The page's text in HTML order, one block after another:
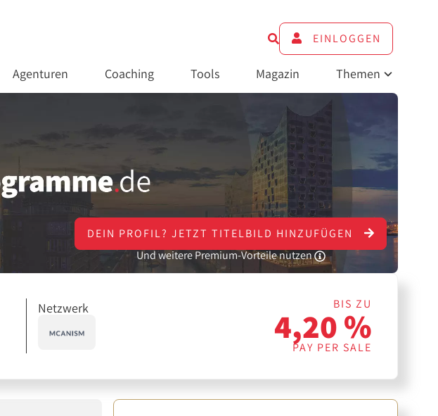
EINLOGGEN
Agenturen Coaching Tools Magazin Themen
DEIN PROFIL? JETZT TITELBILD HINZUFÜGEN
Und weitere Premium-Vorteile nutzen
Netzwerk BIS ZU
4,20 %
PAY PER SALE